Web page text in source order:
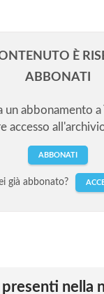
È
ABBONATI
un abbonamento a
accesso
ABBONATI
già abbonato?
nella